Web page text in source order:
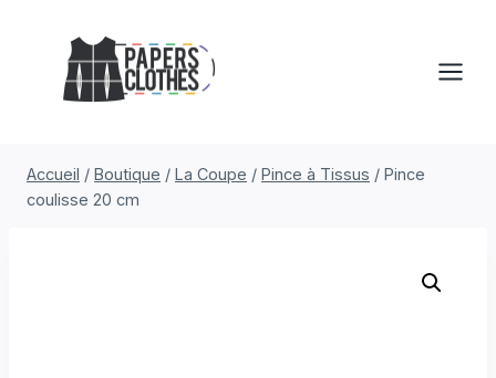
contenu
Accueil / Boutique / La Coupe / Pince à Tissus / Pince
coulisse 20 cm